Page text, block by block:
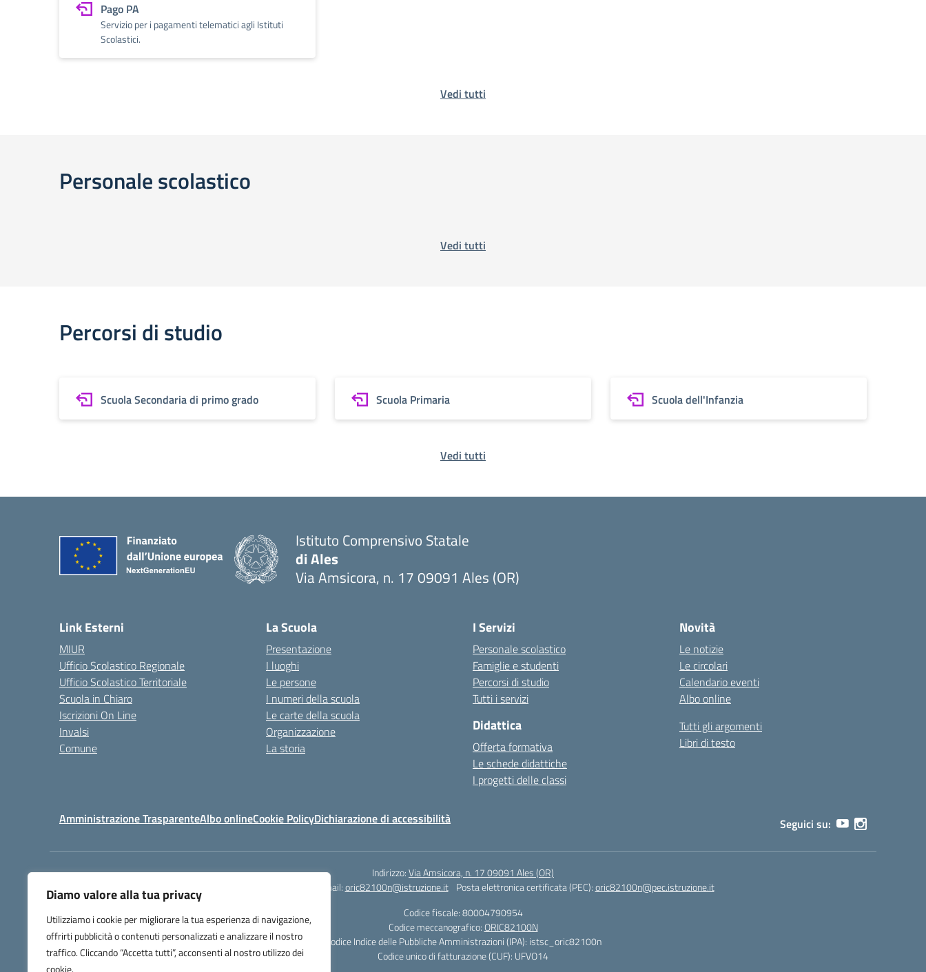
Diamo valore alla tua privacy
Utilizziamo i cookie per migliorare la tua esperienza di navigazione,
offrirti pubblicità o contenuti personalizzati e analizzare il nostro
traffico. Cliccando “Accetta tutti”, acconsenti al nostro utilizzo dei
cookie.
Pago PA
Servizio per i pagamenti telematici agli Istituti
Scolastici.
Vedi tutti
Personale scolastico
Vedi tutti
Percorsi di studio
Scuola Secondaria di primo grado Scuola Primaria Scuola dell'Infanzia
Vedi tutti
Istituto Comprensivo Statale
di Ales
Via Amsicora, n. 17 09091 Ales (OR)
Link Esterni
MIUR
Ufficio Scolastico Regionale
Ufficio Scolastico Territoriale
Scuola in Chiaro
Iscrizioni On Line
Invalsi
Comune
La Scuola
Presentazione
I luoghi
Le persone
I numeri della scuola
Le carte della scuola
Organizzazione
La storia
I Servizi
Personale scolastico
Famiglie e studenti
Percorsi di studio
Tutti i servizi
Didattica
Offerta formativa
Le schede didattiche
I progetti delle classi
Novità
Le notizie
Le circolari
Calendario eventi
Albo online
Tutti gli argomenti
Libri di testo
Amministrazione TrasparenteAlbo onlineCookie PolicyDichiarazione di accessibilità Seguici su:
Indirizzo:Via Amsicora, n. 17 09091 Ales (OR)
Email:oric82100n@istruzione.it Posta elettronica certificata (PEC):oric82100n@pec.istruzione.it
Codice fiscale: 80004790954
Codice meccanografico: ORIC82100N
Codice Indice delle Pubbliche Amministrazioni (IPA): istsc_oric82100n
Codice unico di fatturazione (CUF): UFVO14